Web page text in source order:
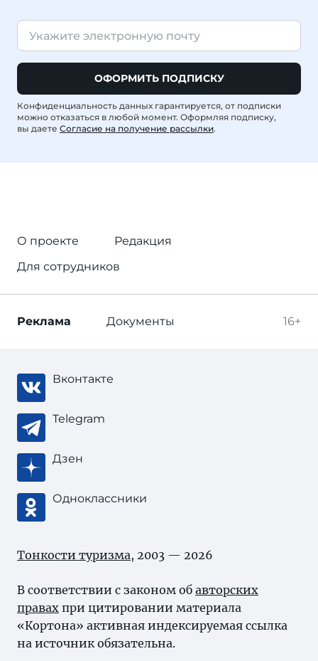
ОФОРМИТЬ ПОДПИСКУ
Конфиденциальность данных гарантируется, от подписки
можно отказаться в любой момент. Оформляя подписку,
вы даете Согласие на получение рассылки.
О проекте
Редакция
Для сотрудников
16+
Реклама Документы
Вконтакте
Telegram
Дзен
Одноклассники
Тонкости туризма, 2003 — 2026
В соответствии с законом об авторских
правах при цитировании материала
«Кортона» активная индексируемая ссылка
на источник обязательна.